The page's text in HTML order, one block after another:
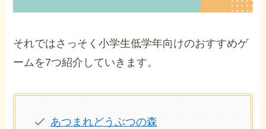
それではさっそく小学生低学年向けのおすすめゲ
ームを7つ紹介していきます。
あつまれどうぶつの森